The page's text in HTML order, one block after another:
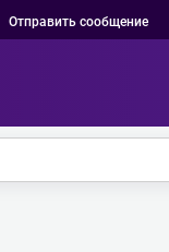
Отправить сообщение